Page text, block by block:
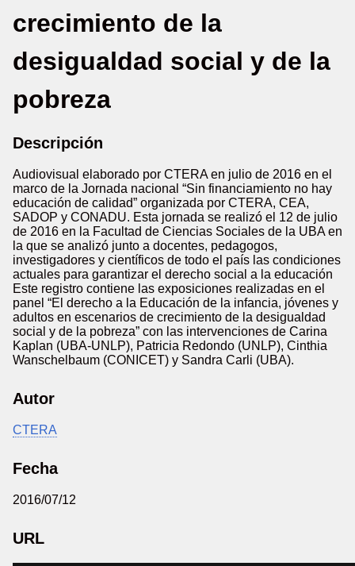
crecimiento de la
desigualdad social y de la
pobreza
Descripción
Audiovisual elaborado por CTERA en julio de 2016 en el
marco de la Jornada nacional “Sin financiamiento no hay
educación de calidad” organizada por CTERA, CEA,
SADOP y CONADU. Esta jornada se realizó el 12 de julio
de 2016 en la Facultad de Ciencias Sociales de la UBA en
la que se analizó junto a docentes, pedagogos,
investigadores y científicos de todo el país las condiciones
actuales para garantizar el derecho social a la educación
Este registro contiene las exposiciones realizadas en el
panel “El derecho a la Educación de la infancia, jóvenes y
adultos en escenarios de crecimiento de la desigualdad
social y de la pobreza” con las intervenciones de Carina
Kaplan (UBA-UNLP), Patricia Redondo (UNLP), Cinthia
Wanschelbaum (CONICET) y Sandra Carli (UBA).
Autor
CTERA
Fecha
2016/07/12
URL